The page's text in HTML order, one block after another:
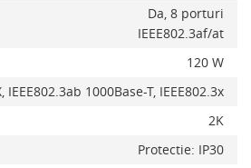
Da, 8 porturi
IEEE802.3af/at
120 W
IEEE802.3ab 1000Base-T, IEEE802.3x
2K
Protectie: IP30